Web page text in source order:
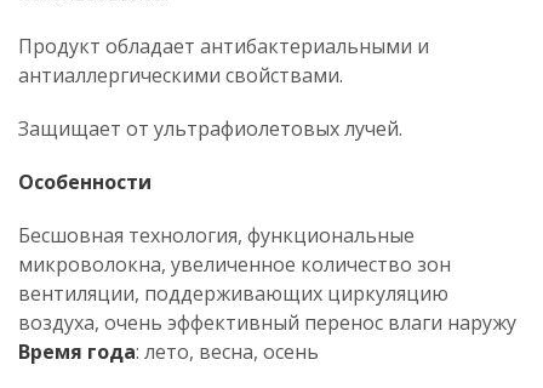
Продукт обладает антибактериальными и
антиаллергическими свойствами.
Защищает от ультрафиолетовых лучей.
Особенности
Бесшовная технология, функциональные
микроволокна, увеличенное количество зон
вентиляции, поддерживающих циркуляцию
воздуха, очень эффективный перенос влаги наружу
Время года: лето, весна, осень